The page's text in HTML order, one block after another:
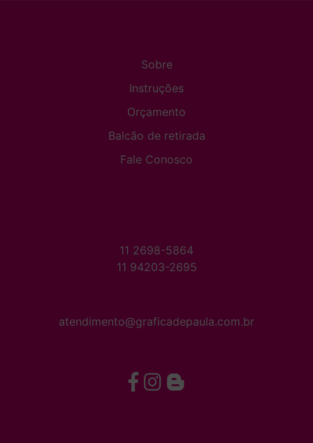
Sobre
Instruções
Orçamento
Balcão de retirada
Fale Conosco
11 2698-5864
11 94203-2695
atendimento@graficadepaula.com.br